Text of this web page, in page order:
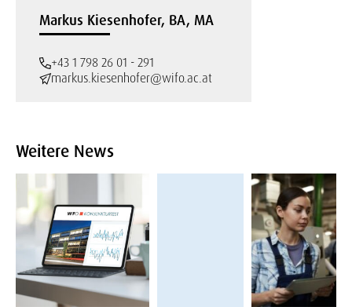
Markus Kiesenhofer, BA, MA
+43 1 798 26 01 - 291
markus.kiesenhofer@wifo.ac.at
Weitere News